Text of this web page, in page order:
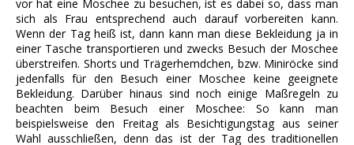
vor hat eine Moschee zu besuchen, ist es dabei so, dass man
sich als Frau entsprechend auch darauf vorbereiten kann.
Wenn der Tag heiß ist, dann kann man diese Bekleidung ja in
einer Tasche transportieren und zwecks Besuch der Moschee
überstreifen. Shorts und Trägerhemdchen, bzw. Miniröcke sind
jedenfalls für den Besuch einer Moschee keine geeignete
Bekleidung. Darüber hinaus sind noch einige Maßregeln zu
beachten beim Besuch einer Moschee: So kann man
beispielsweise den Freitag als Besichtigungstag aus seiner
Wahl ausschließen, denn das ist der Tag des traditionellen